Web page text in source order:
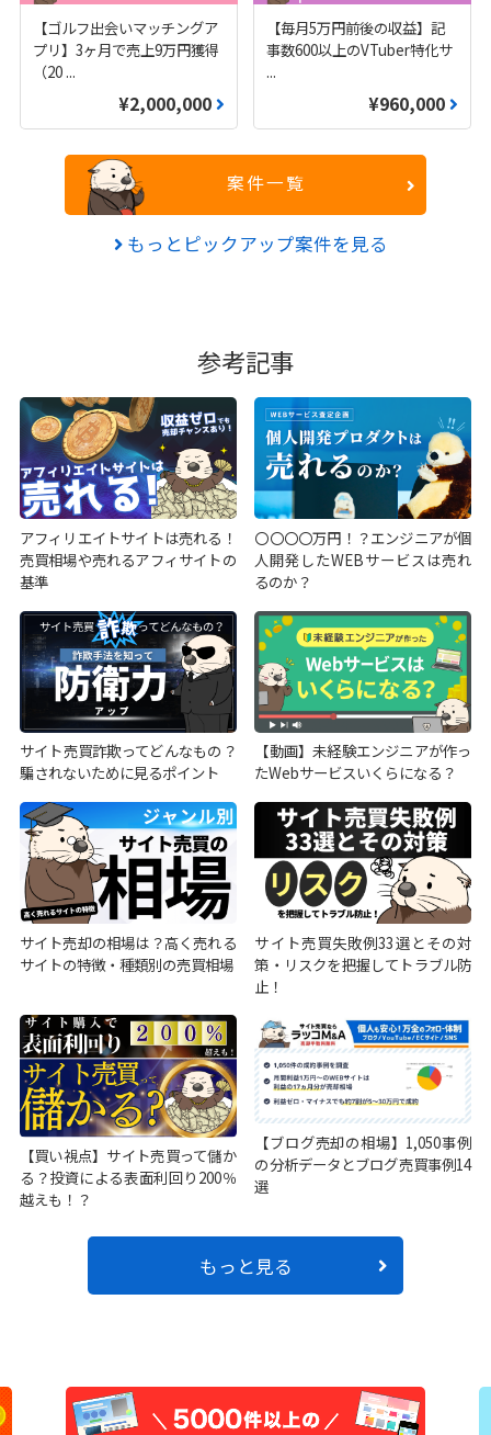
【ゴルフ出会いマッチングア
プリ】3ヶ月で売上9万円獲得
（20 ...
¥2,000,000
【毎月5万円前後の収益】記
事数600以上のVTuber特化サ
...
¥960,000
案件一覧
もっとピックアップ案件を見る
参考記事
アフィリエイトサイトは売れる！
売買相場や売れるアフィサイトの
基準
〇〇〇〇万円！？エンジニアが個
人開発したWEBサービスは売れ
るのか？
サイト売買詐欺ってどんなもの？
騙されないために見るポイント
【動画】未経験エンジニアが作っ
たWebサービスいくらになる？
サイト売却の相場は？高く売れる
サイトの特徴・種類別の売買相場
サイト売買失敗例33選とその対
策・リスクを把握してトラブル防
止！
【買い視点】サイト売買って儲か
る？投資による表面利回り200％
越えも！？
【ブログ売却の相場】1,050事例
の分析データとブログ売買事例14
選
もっと見る